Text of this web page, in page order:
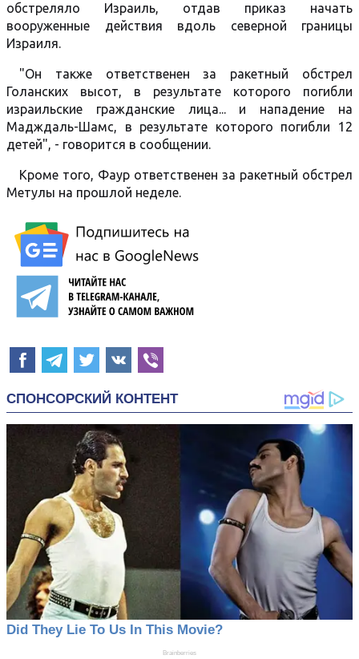
обстреляло Израиль, отдав приказ начать
вооруженные действия вдоль северной границы
Израиля.
"Он также ответственен за ракетный обстрел
Голанских высот, в результате которого погибли
израильские гражданские лица... и нападение на
Мадждаль-Шамс, в результате которого погибли 12
детей", - говорится в сообщении.
Кроме того, Фаур ответственен за ракетный обстрел
Метулы на прошлой неделе.